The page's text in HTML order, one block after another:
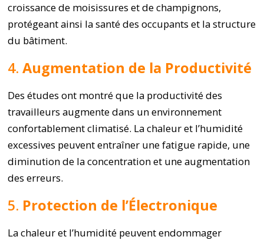
croissance de moisissures et de champignons,
protégeant ainsi la santé des occupants et la structure
du bâtiment.
4.Augmentation de la Productivité
Des études ont montré que la productivité des
travailleurs augmente dans un environnement
confortablement climatisé. La chaleur et l’humidité
excessives peuvent entraîner une fatigue rapide, une
diminution de la concentration et une augmentation
des erreurs.
5. Protection de l’Électronique
La chaleur et l’humidité peuvent endommager